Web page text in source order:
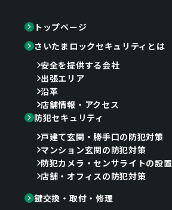
トップページ
さいたまロックセキュリティとは
安全を提供する会社
出張エリア
沿革
店舗情報・アクセス
防犯セキュリティ
戸建て玄関・勝手口の防犯対策
マンション玄関の防犯対策
防犯カメラ・センサライトの設置
店舗・オフィスの防犯対策
鍵交換・取付・修理